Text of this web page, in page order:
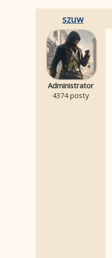
szuw
Administrator
4374 posty